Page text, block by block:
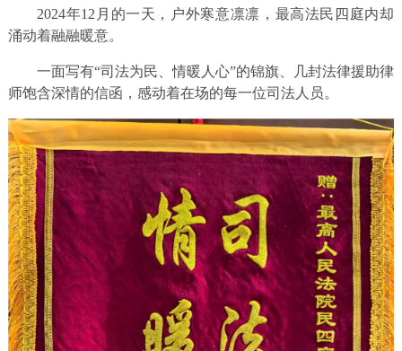
2024年12月的一天，户外寒意凛凛，最高法民四庭内却
涌动着融融暖意。
一面写有“司法为民、情暖人心”的锦旗、几封法律援助律
师饱含深情的信函，感动着在场的每一位司法人员。